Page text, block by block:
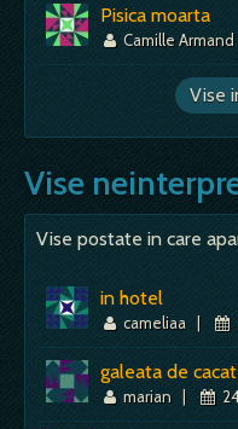
Pisica moarta
Camille Armand
Vise
Vise postate in care
in hotel
cameliaa |
galeata de cacat
marian |